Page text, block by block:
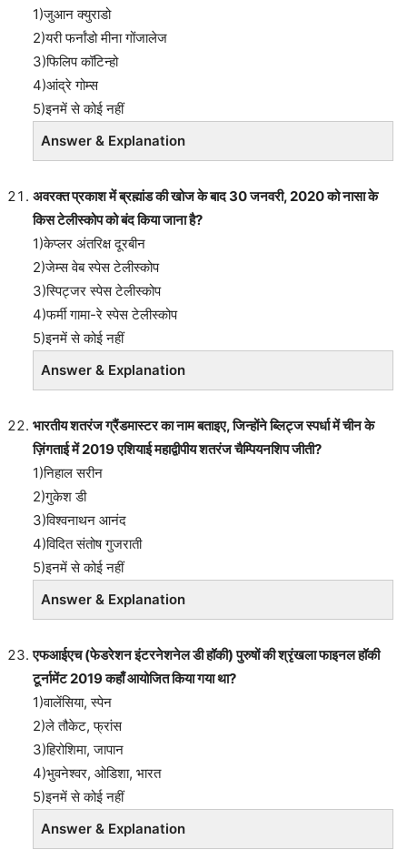
1)जुआन क्युराडो
2)यरी फर्नांडो मीना गोंजालेज
3)फिलिप कॉटिन्हो
4)आंद्रे गोम्स
5)इनमें से कोई नहीं
Answer & Explanation
अवरक्त प्रकाश में ब्रह्मांड की खोज के बाद 30 जनवरी, 2020 को नासा के
किस टेलीस्कोप को बंद किया जाना है?
1)केप्लर अंतरिक्ष दूरबीन
2)जेम्स वेब स्पेस टेलीस्कोप
3)स्पिट्जर स्पेस टेलीस्कोप
4)फर्मी गामा-रे स्पेस टेलीस्कोप
5)इनमें से कोई नहीं
Answer & Explanation
भारतीय शतरंज ग्रैंडमास्टर का नाम बताइए, जिन्होंने ब्लिट्ज स्पर्धा में चीन के
ज़िंगताई में 2019 एशियाई महाद्वीपीय शतरंज चैम्पियनशिप जीती?
1)निहाल सरीन
2)गुकेश डी
3)विश्वनाथन आनंद
4)विदित संतोष गुजराती
5)इनमें से कोई नहीं
Answer & Explanation
एफआईएच (फेडरेशन इंटरनेशनेल डी हॉकी) पुरुषों की श्रृंखला फाइनल हॉकी
टूर्नामेंट 2019 कहाँ आयोजित किया गया था?
1)वालेंसिया, स्पेन
2)ले तौकेट, फ्रांस
3)हिरोशिमा, जापान
4)भुवनेश्वर, ओडिशा, भारत
5)इनमें से कोई नहीं
Answer & Explanation